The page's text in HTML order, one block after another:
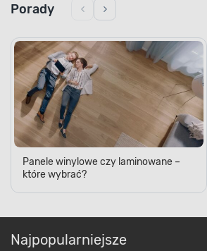
Porady
Panele winylowe czy laminowane –
które wybrać?
Najpopularniejsze